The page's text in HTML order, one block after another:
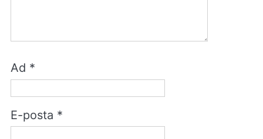
Ad *
E-posta *